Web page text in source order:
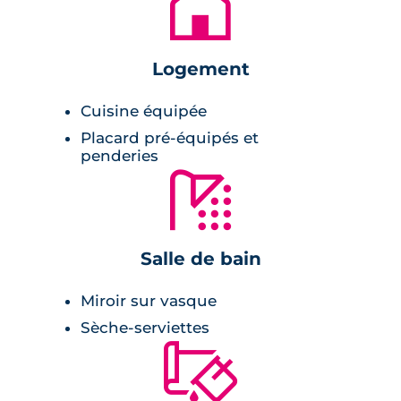
Prestations du bien neuf
Pièces à vivre :
cuisine équipée,
ouvertures extérieures : balcons ou
vue sur le jardin commun,
carrelage.
Logement
Cuisine équipée
Placard pré-équipés et
penderies
🚿
Salle de bain
Miroir sur vasque
Sèche-serviettes
🔨